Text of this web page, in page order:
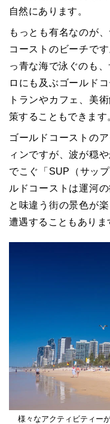
自然にあります。
もっとも有名なのが
コーストのビーチで
っ青な海で泳ぐのも
ロにも及ぶゴールド
トランやカフェ、美
策することもできます
ゴールドコーストの
ィンですが、波が穏
でこぐ「SUP（サッ
ルドコーストは運河
と味違う街の景色が
遭遇することもありま
様々なアクティビティー